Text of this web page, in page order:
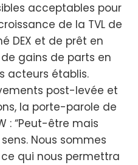
acceptables pour
de la TVL de
DEX et de prêt en
gains de parts en
acteurs établis.
post-levée et
la porte-parole de
: “Peut-être mais
Nous sommes
qui nous permettra